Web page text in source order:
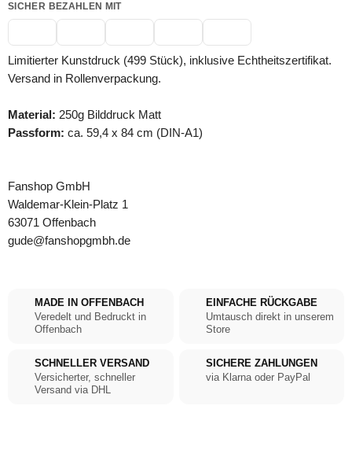
SICHER BEZAHLEN MIT
Limitierter Kunstdruck (499 Stück), inklusive Echtheitszertifikat.
Versand in Rollenverpackung.
Material: 250g Bilddruck Matt
Passform: ca. 59,4 x 84 cm (DIN-A1)
Fanshop GmbH
Waldemar-Klein-Platz 1
63071 Offenbach
gude@fanshopgmbh.de
MADE IN OFFENBACH
Veredelt und Bedruckt in
Offenbach
EINFACHE RÜCKGABE
Umtausch direkt in unserem
Store
SCHNELLER VERSAND
Versicherter, schneller
Versand via DHL
SICHERE ZAHLUNGEN
via Klarna oder PayPal